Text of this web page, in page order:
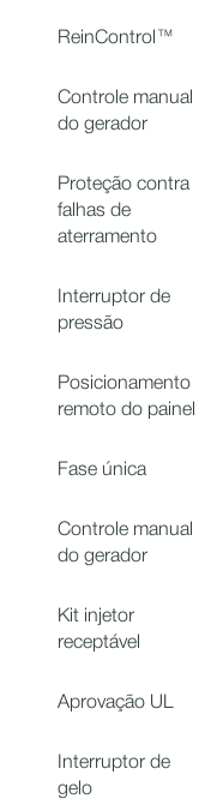
ReinControl™
Controle manual
do gerador
Proteção contra
falhas de
aterramento
Interruptor de
pressão
Posicionamento
remoto do painel
Fase única
Controle manual
do gerador
Kit injetor
receptável
Aprovação UL
Interruptor de
gelo